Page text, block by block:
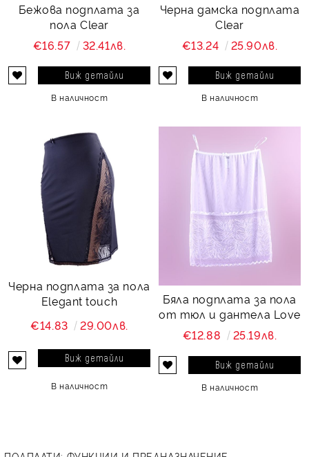
Бежова подплата за
пола Clear
€16.57
32.41лв.
Виж детайли
В наличност
Черна дамска подплата
Clear
€13.24
25.90лв.
Виж детайли
В наличност
Черна подплата за пола
Elegant touch
€14.83
29.00лв.
Виж детайли
В наличност
Бяла подплата за пола
от тюл и дантела Love
€12.88
25.19лв.
Виж детайли
В наличност